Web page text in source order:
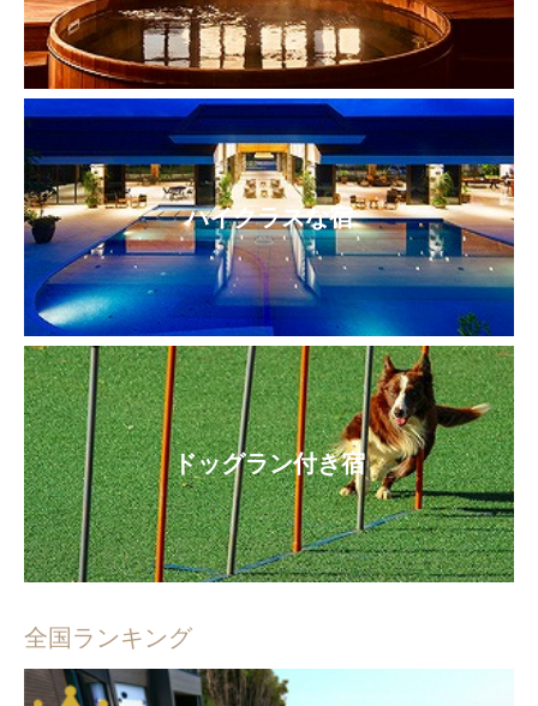
ハイクラスな宿
ドッグラン付き宿
全国ランキング